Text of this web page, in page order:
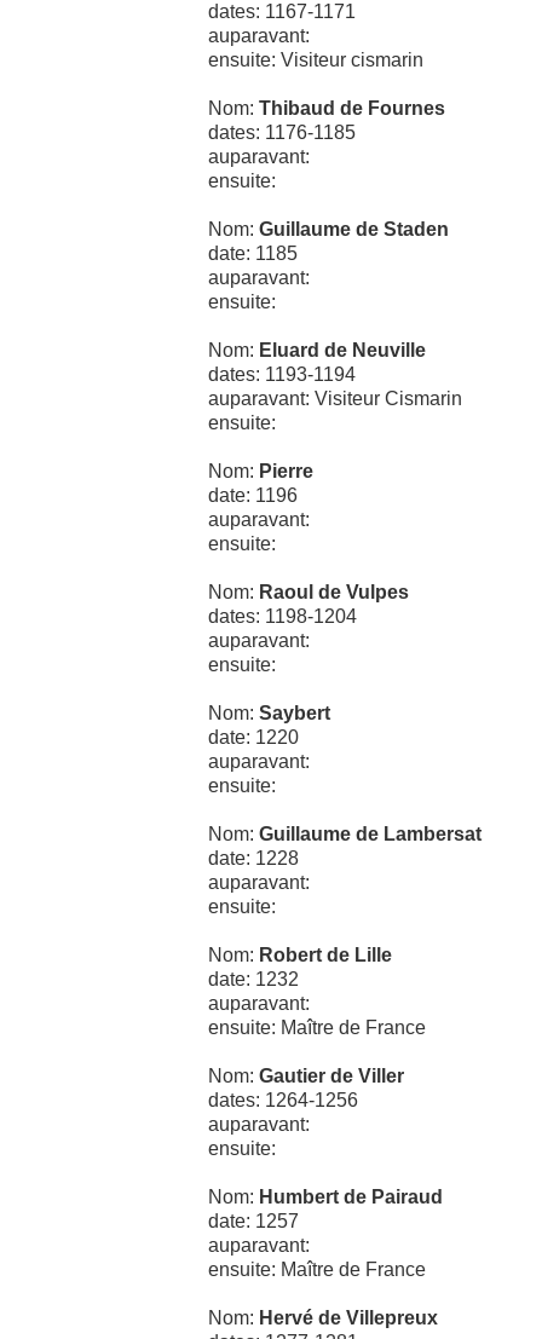
dates: 1167-1171
auparavant:
ensuite: Visiteur cismarin
Nom: Thibaud de Fournes
dates: 1176-1185
auparavant:
ensuite:
Nom: Guillaume de Staden
date: 1185
auparavant:
ensuite:
Nom: Eluard de Neuville
dates: 1193-1194
auparavant: Visiteur Cismarin
ensuite:
Nom: Pierre
date: 1196
auparavant:
ensuite:
Nom: Raoul de Vulpes
dates: 1198-1204
auparavant:
ensuite:
Nom: Saybert
date: 1220
auparavant:
ensuite:
Nom: Guillaume de Lambersat
date: 1228
auparavant:
ensuite:
Nom: Robert de Lille
date: 1232
auparavant:
ensuite: Maître de France
Nom: Gautier de Viller
dates: 1264-1256
auparavant:
ensuite:
Nom: Humbert de Pairaud
date: 1257
auparavant:
ensuite: Maître de France
Nom: Hervé de Villepreux